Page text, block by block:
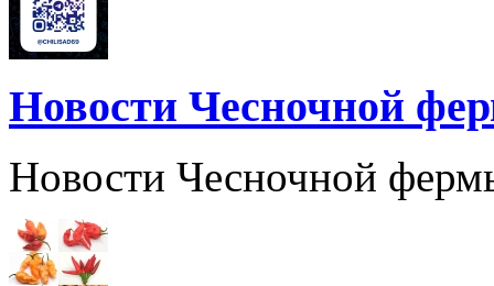
Новости Чесночной
Новости Чесночной